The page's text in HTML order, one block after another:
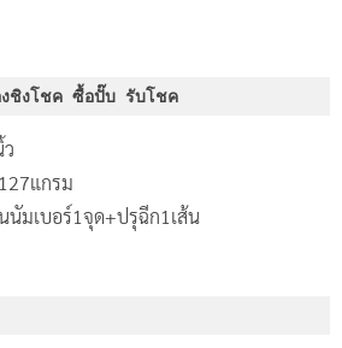
งชิงโชค ซื้อปั๊บ รับโชค
แกรม
มเบอร์1จุด+ปรุฉีก1เส้น